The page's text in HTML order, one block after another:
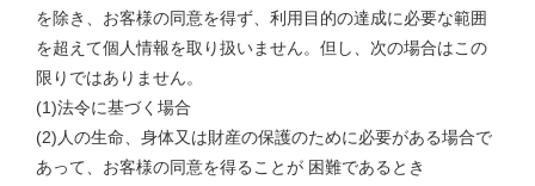
を除き、お客様の同意を得ず、利用目的の達成に必要な範囲
を超えて個人情報を取り扱いません。但し、次の場合はこの
限りではありません。
(1)法令に基づく場合
(2)人の生命、身体又は財産の保護のために必要がある場合で
あって、お客様の同意を得ることが 困難であるとき